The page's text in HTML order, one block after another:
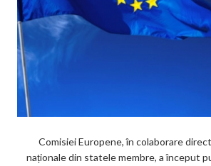
Comisiei Europene, în colaborare
naționale din statele membre, a început